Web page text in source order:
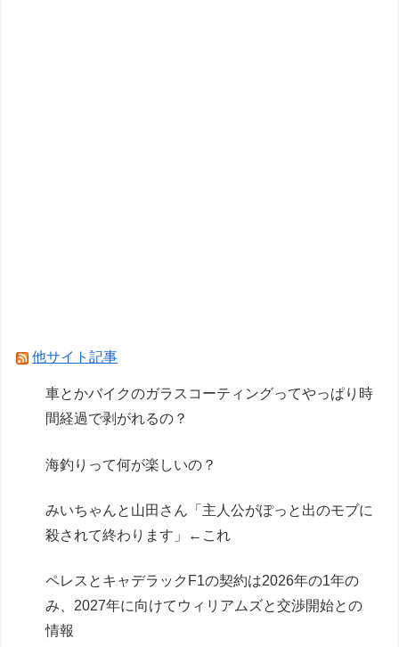
時間経過で剥がれるの？
Powered by livedoor 相互RSS
他サイト記事
車とかバイクのガラスコーティングってやっぱり時
間経過で剥がれるの？
海釣りって何が楽しいの？
みいちゃんと山田さん「主人公がぽっと出のモブに
殺されて終わります」←これ
ペレスとキャデラックF1の契約は2026年の1年の
み、2027年に向けてウィリアムズと交渉開始との
情報